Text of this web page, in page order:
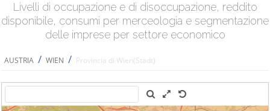
Livelli di occupazione e di disoccupazione, reddito
disponibile, consumi per merceologia e segmentazione
delle imprese per settore economico
AUSTRIA / WIEN / Provincia di Wien(Stadt)